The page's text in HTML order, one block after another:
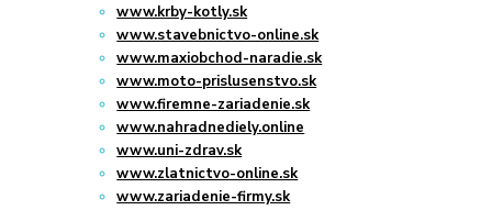
www.krby-kotly.sk
www.stavebnictvo-online.sk
www.maxiobchod-naradie.sk
www.moto-prislusenstvo.sk
www.firemne-zariadenie.sk
www.nahradnediely.online
www.uni-zdrav.sk
www.zlatnictvo-online.sk
www.zariadenie-firmy.sk